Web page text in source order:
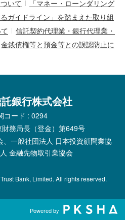
いて
「マネー・ローンダリング
ガイドライン」を踏まえた取り組
信託契約代理業・銀行代理業・
金銭債権等と預金等との誤認防止に
銀行株式会社
コード : 0294
務局長（登金）第649号
一般社団法人 日本投資顧問業協
金融先物取引業協会
Bank, Limited. All rights reserved.
Powered by